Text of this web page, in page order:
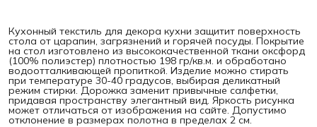
Кухонный текстиль для декора кухни защитит поверхность
стола от царапин, загрязнений и горячей посуды. Покрытие
на стол изготовлено из высококачественной ткани оксфорд
(100% полиэстер) плотностью 198 гр/кв.м. и обработано
водоотталкивающей пропиткой. Изделие можно стирать
при температуре 30-40 градусов, выбирая деликатный
режим стирки. Дорожка заменит привычные салфетки,
придавая пространству элегантный вид. Яркость рисунка
может отличаться от изображения на сайте. Допустимо
отклонение в размерах полотна в пределах 2 см.